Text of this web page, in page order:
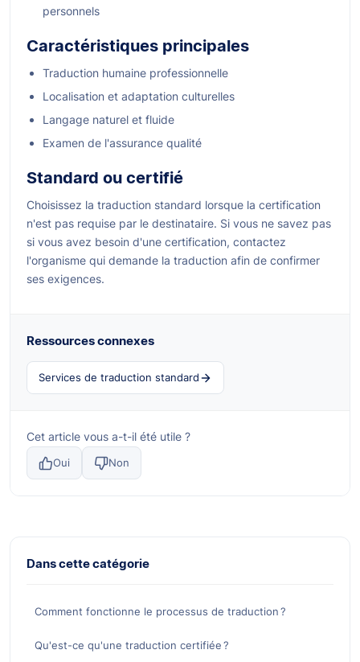
personnels
Caractéristiques principales
Traduction humaine professionnelle
Localisation et adaptation culturelles
Langage naturel et fluide
Examen de l'assurance qualité
Standard ou certifié
Choisissez la traduction standard lorsque la certification
n'est pas requise par le destinataire. Si vous ne savez pas
si vous avez besoin d'une certification, contactez
l'organisme qui demande la traduction afin de confirmer
ses exigences.
Ressources connexes
Services de traduction standard
Cet article vous a-t-il été utile ?
Oui Non
Dans cette catégorie
Comment fonctionne le processus de traduction ?
Qu'est-ce qu'une traduction certifiée ?